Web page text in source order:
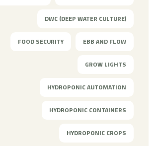
DWC (DEEP WATER CULTURE)
EBB AND FLOW
FOOD SECURITY
GROW LIGHTS
HYDROPONIC AUTOMATION
HYDROPONIC CONTAINERS
HYDROPONIC CROPS